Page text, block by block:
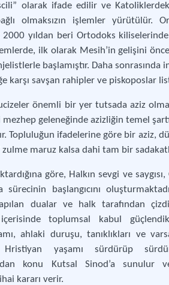
olarak ifade edilir ve
olmaksızın işlemler yürütülür.
2000 yıldan beri Ortodoks
ilk olarak Mesih’in gelişini
başlamıştır. Daha sonrasında
karşı savşan rahipler ve piskoposlar
önemli bir yer tutsada aziz
geleneğinde azizliğin temel
Topluluğun ifadelerine göre bir aziz,
zulme maruz kalsa dahi tam bir
göre, Halkın sevgi ve
başlangıcını
dualar ve halk tarafından
toplumsal kabul
ahlaki duruşu, tanıklıkları ve
yaşamı sürdürüp
konu Kutsal Sinod’a sunulur
kararı verir.